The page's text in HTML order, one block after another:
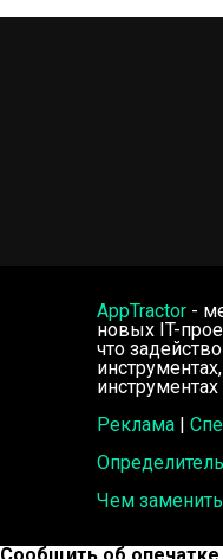
AppTractor -
новых IT-
что
Реклама |
Чем заменить
Сообщить об опечатке